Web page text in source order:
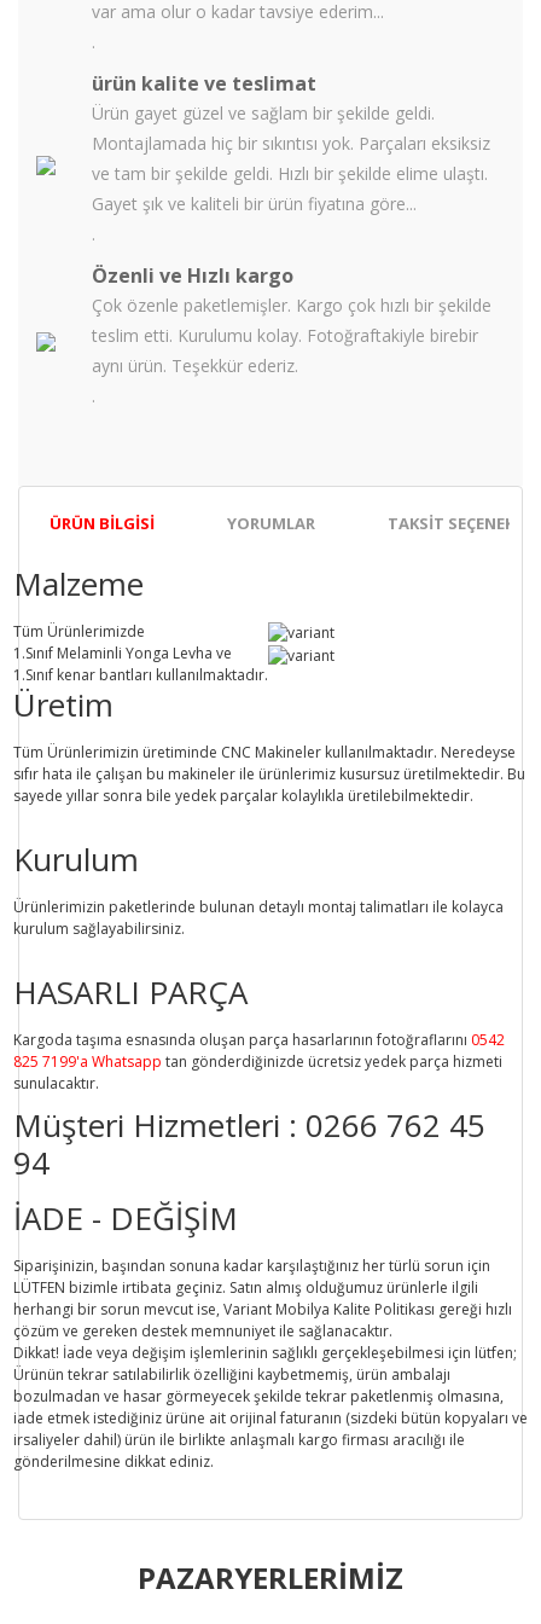
var ama olur o kadar tavsiye ederim...
.
ürün kalite ve teslimat
Ürün gayet güzel ve sağlam bir şekilde geldi.
Montajlamada hiç bir sıkıntısı yok. Parçaları eksiksiz
ve tam bir şekilde geldi. Hızlı bir şekilde elime ulaştı.
Gayet şık ve kaliteli bir ürün fiyatına göre...
.
Özenli ve Hızlı kargo
Çok özenle paketlemişler. Kargo çok hızlı bir şekilde
teslim etti. Kurulumu kolay. Fotoğraftakiyle birebir
aynı ürün. Teşekkür ederiz.
.
ÜRÜN BILGISI YORUMLAR TAKSIT
Malzeme
Tüm Ürünlerimizde
1.Sınıf Melaminli Yonga Levha ve
1.Sınıf kenar bantları kullanılmaktadır.
Üretim
Tüm Ürünlerimizin üretiminde CNC Makineler kullanılmaktadır. Neredeyse
sıfır hata ile çalışan bu makineler ile ürünlerimiz kusursuz üretilmektedir. Bu
sayede yıllar sonra bile yedek parçalar kolaylıkla üretilebilmektedir.
Kurulum
Ürünlerimizin paketlerinde bulunan detaylı montaj talimatları ile kolayca
kurulum sağlayabilirsiniz.
HASARLI PARÇA
Kargoda taşıma esnasında oluşan parça hasarlarının fotoğraflarını 0542
825 7199'a Whatsapp tan gönderdiğinizde ücretsiz yedek parça hizmeti
sunulacaktır.
Müşteri Hizmetleri : 0266 762 45
94
İADE - DEĞİŞİM
Siparişinizin, başından sonuna kadar karşılaştığınız her türlü sorun için
LÜTFEN bizimle irtibata geçiniz. Satın almış olduğumuz ürünlerle ilgili
herhangi bir sorun mevcut ise, Variant Mobilya Kalite Politikası gereği hızlı
çözüm ve gereken destek memnuniyet ile sağlanacaktır.
Dikkat! İade veya değişim işlemlerinin sağlıklı gerçekleşebilmesi için lütfen;
Ürünün tekrar satılabilirlik özelliğini kaybetmemiş, ürün ambalajı
bozulmadan ve hasar görmeyecek şekilde tekrar paketlenmiş olmasına,
iade etmek istediğiniz ürüne ait orijinal faturanın (sizdeki bütün kopyaları ve
irsaliyeler dahil) ürün ile birlikte anlaşmalı kargo firması aracılığı ile
gönderilmesine dikkat ediniz.
Bu ürüne ilk yorumu siz yapın!
konularda yetersiz gördüğünüz noktaları öneri formunu
kullanarak tarafımıza iletebilirsiniz.
PAZARYERLERİMİZ